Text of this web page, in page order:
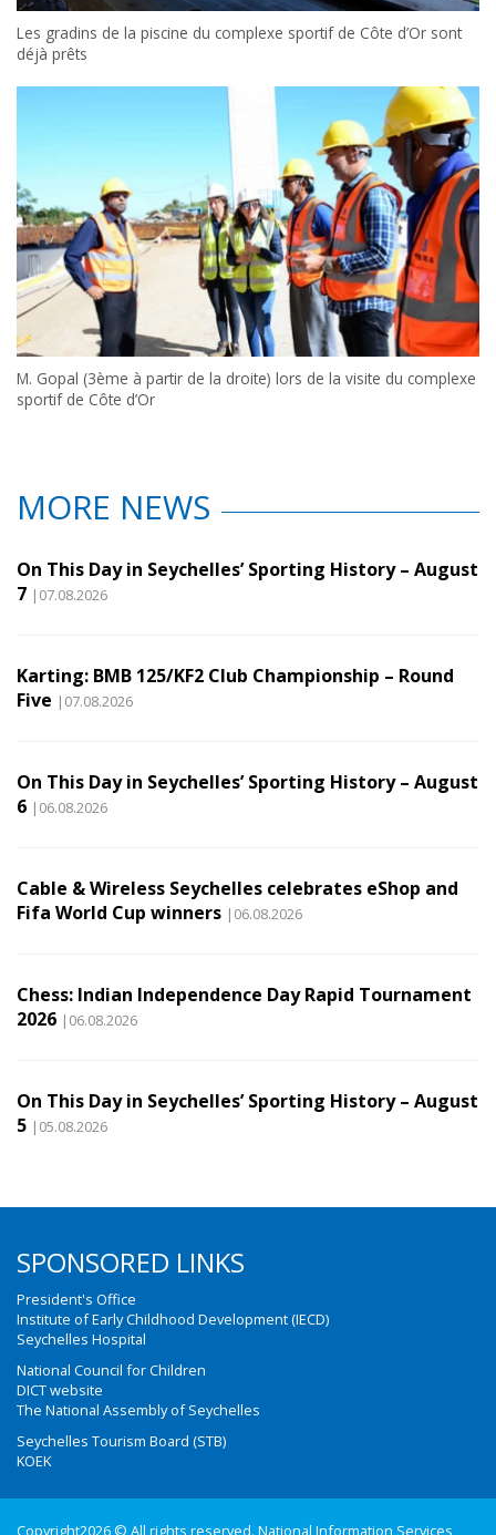
Les gradins de la piscine du complexe sportif de Côte d’Or sont
déjà prêts
M. Gopal (3ème à partir de la droite) lors de la visite du complexe
sportif de Côte d’Or
MORE NEWS
On This Day in Seychelles’ Sporting History – August
7 |07.08.2026
Karting: BMB 125/KF2 Club Championship – Round
Five |07.08.2026
On This Day in Seychelles’ Sporting History – August
6 |06.08.2026
Cable & Wireless Seychelles celebrates eShop and
Fifa World Cup winners |06.08.2026
Chess: Indian Independence Day Rapid Tournament
2026 |06.08.2026
On This Day in Seychelles’ Sporting History – August
5 |05.08.2026
SPONSORED LINKS
President's Office
Institute of Early Childhood Development (IECD)
Seychelles Hospital
National Council for Children
DICT website
The National Assembly of Seychelles
Seychelles Tourism Board (STB)
KOEK
Copyright2026 © All rights reserved. National Information Services